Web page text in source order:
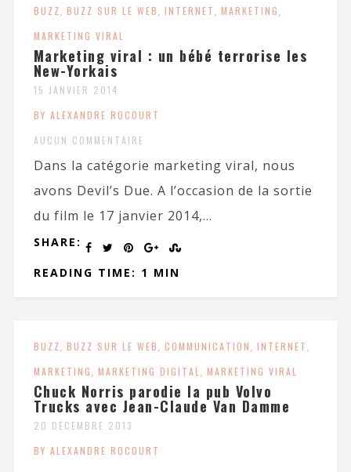
BUZZ, BUZZ SUR LE WEB, INTERNET, MARKETING,
MARKETING VIRAL
Marketing viral : un bébé terrorise les
New-Yorkais
15 JANVIER 2014
BY ALEXANDRE ROCOURT
AUCUN COMMENTAIRE
Dans la catégorie marketing viral, nous
avons Devil’s Due. A l’occasion de la sortie
du film le 17 janvier 2014,...
SHARE:
READING TIME: 1 MIN
BUZZ, BUZZ SUR LE WEB, COMMUNICATION, INTERNET,
MARKETING, MARKETING DIGITAL , MARKETING VIRAL
Chuck Norris parodie la pub Volvo
Trucks avec Jean-Claude Van Damme
20 DÉCEMBRE 2013
BY ALEXANDRE ROCOURT